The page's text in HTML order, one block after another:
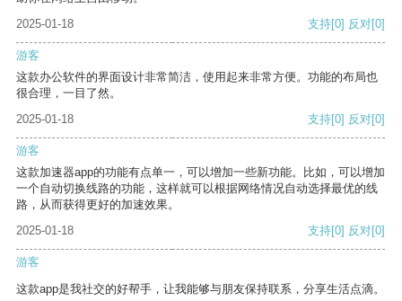
2025-01-18
支持[0] 反对[0]
游客
这款办公软件的界面设计非常简洁，使用起来非常方便。功能的布局也
很合理，一目了然。
2025-01-18
支持[0] 反对[0]
游客
这款加速器app的功能有点单一，可以增加一些新功能。比如，可以增加
一个自动切换线路的功能，这样就可以根据网络情况自动选择最优的线
路，从而获得更好的加速效果。
2025-01-18
支持[0] 反对[0]
游客
这款app是我社交的好帮手，让我能够与朋友保持联系，分享生活点滴。